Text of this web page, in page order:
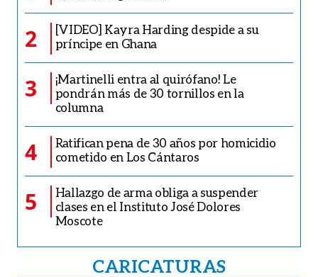
2
[VIDEO] Kayra Harding despide a su
príncipe en Ghana
3
¡Martinelli entra al quirófano! Le
pondrán más de 30 tornillos en la
columna
4
Ratifican pena de 30 años por homicidio
cometido en Los Cántaros
5
Hallazgo de arma obliga a suspender
clases en el Instituto José Dolores
Moscote
CARICATURAS